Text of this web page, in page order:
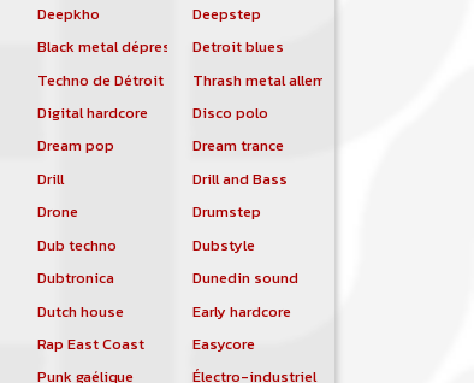
Deepkho
Deepstep
Black metal dépressif Detroit blues
Techno de Détroit
Thrash metal allemand
Digital hardcore
Disco polo
Dream pop
Dream trance
Drill
Drill and Bass
Drone
Drumstep
Dub techno
Dubstyle
Dubtronica
Dunedin sound
Dutch house
Early hardcore
Rap East Coast
Easycore
Punk gaélique
Électro-industriel